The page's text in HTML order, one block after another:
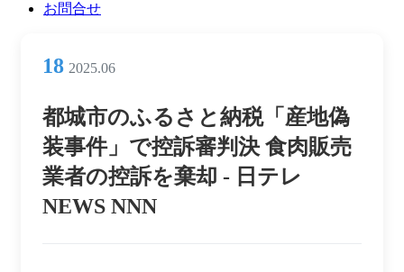
お問合せ
18 2025.06
都城市のふるさと納税「産地偽
装事件」で控訴審判決 食肉販売
業者の控訴を棄却 - 日テレ
NEWS NNN